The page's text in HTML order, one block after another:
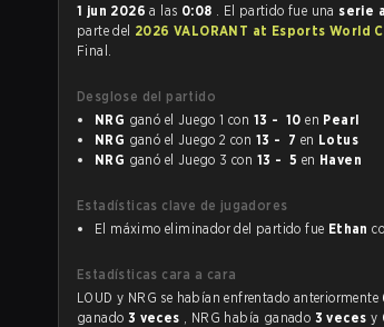
1 jun 2026a las 0:08 . El partido fue una serie
parte del 2026 VALORANT at Esports World
Final.
Desglose del partido
NRG
ganó el Juego 1 con 13 - 10 en Pearl
NRG
ganó el Juego 2 con 13 - 7 en Lotus
NRG
ganó el Juego 3 con 13 - 5 en Haven
Estadísticas clave de jugadores
El máximo eliminador del partido fue Ethan
Estadísticas cara a cara
LOUD y NRG se habían enfrentado anteriormente
ganado 3 veces , NRG había ganado 3 veces y